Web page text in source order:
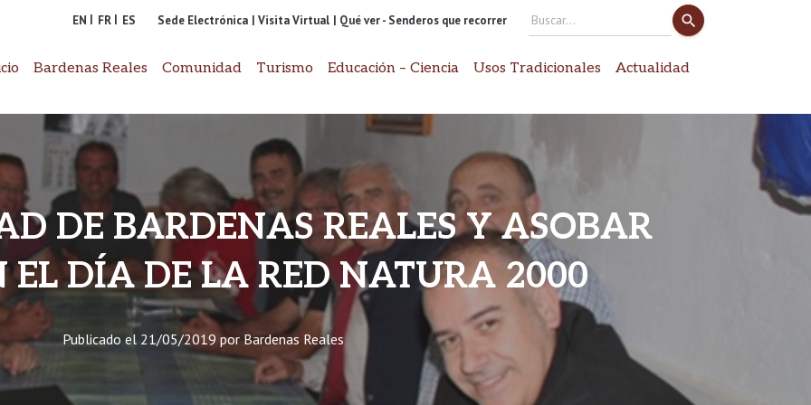
EN FR ES Sede Electrónica | Visita Virtual | Qué ver - Senderos que recorrer
Search
search
Bardenas Reales Comunidad Turismo Educación – Ciencia Usos Tradicionales Actualidad
DE BARDENAS REALES Y ASOBAR
EL DÍA DE LA RED NATURA 2000
Publicado el 21/05/2019 porBardenas Reales